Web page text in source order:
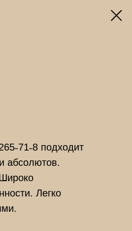
подходит
абсолютов.
Легко